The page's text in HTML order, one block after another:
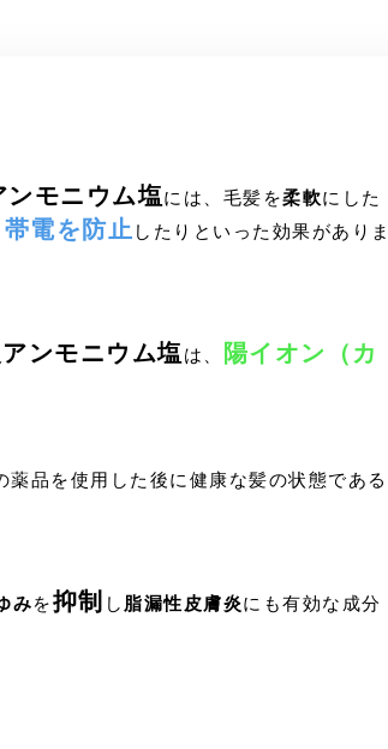
ンモニウム塩には、毛髪を柔軟にした
帯電を防止 したりといった効果がありま
ンモニウム塩 は、
陽イオン（カ
薬品を使用した後に健康な髪の状態である
みを抑制 し 脂漏性皮膚炎にも有効な成分